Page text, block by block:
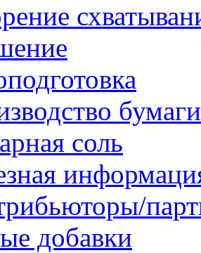
бумаги
соль
добавки